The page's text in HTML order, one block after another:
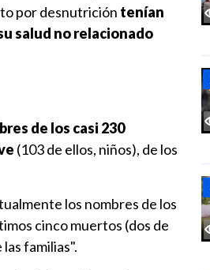
por desnutrición tenían
salud no relacionado
de los casi 230
(103 de ellos, niños), de los
los nombres de los
cinco muertos (dos de
familias".